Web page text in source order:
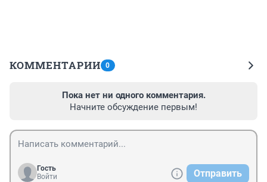
КОММЕНТАРИИ 0
Пока нет ни одного комментария.
Начните обсуждение первым!
Гость
Войти
Отправить